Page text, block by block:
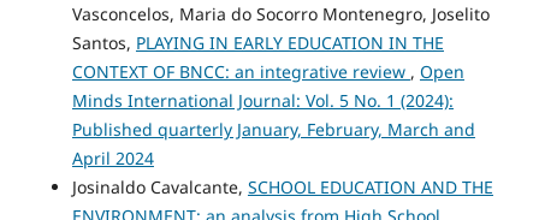
Vasconcelos, Maria do Socorro Montenegro, Joselito
Santos, PLAYING IN EARLY EDUCATION IN THE
CONTEXT OF BNCC: an integrative review , Open
Minds International Journal: Vol. 5 No. 1 (2024):
Published quarterly January, February, March and
April 2024
Josinaldo Cavalcante, SCHOOL EDUCATION AND THE